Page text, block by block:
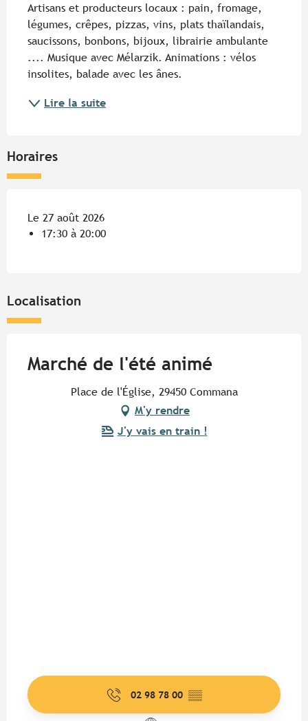
Artisans et producteurs locaux : pain, fromage,
légumes, crêpes, pizzas, vins, plats thaïlandais,
saucissons, bonbons, bijoux, librairie ambulante
.... Musique avec Mélarzik. Animations : vélos
insolites, balade avec les ânes.
Lire la suite
Horaires
Le 27 août 2026
17:30 à 20:00
Localisation
Marché de l'été animé
Place de l'Église, 29450 Commana
M'y rendre
J'y vais en train !
02 98 78 00 ▒▒